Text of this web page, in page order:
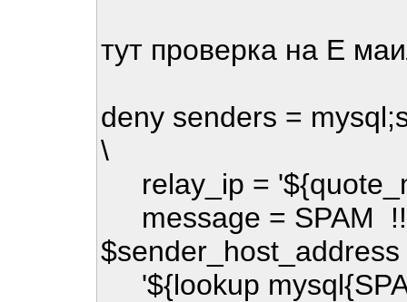
тут проверка на Е
deny senders =
\
relay_ip =
message = SPAM
'${lookup